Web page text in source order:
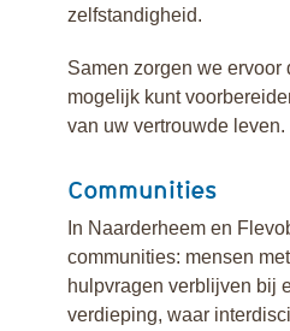
zelfstandigheid.
Samen zorgen we ervoor
mogelijk kunt
van uw vertrouwde leven.
Communities
In Naarderheem en
communities: mensen
hulpvragen verblijven bij
verdieping, waar